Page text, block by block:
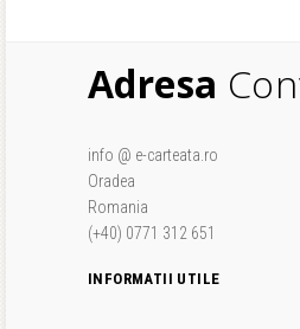
Adresa
info @ e-carteata.ro
Oradea
Romania
(+40) 0771 312 651
INFORMATII UTILE